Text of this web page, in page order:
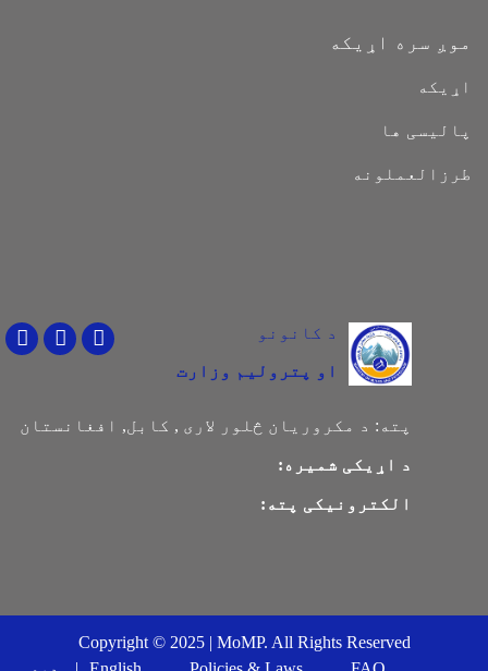
موږ سره اړیکه
اړیکه
پالیسی ها
طرزالعملونه
د کانونو
او پترولیم وزارت
YoutubeFacebook
پته: د مکروریان څلور لاری , کابل, افغانستان
د اړیکی شمیره:
الکترونیکی پته:
Copyright © 2025 | MoMP. All Rights Reserved